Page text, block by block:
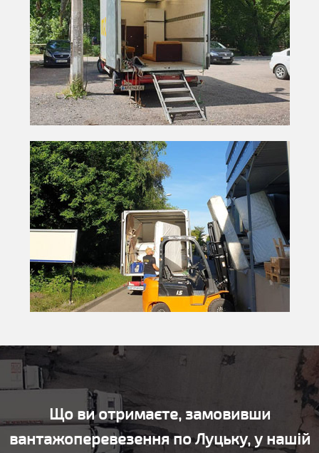
Що ви отримаєте, замовивши
вантажоперевезення по Луцьку, у нашій